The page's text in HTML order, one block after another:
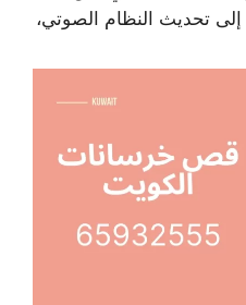
تحديث النظام الصوتي،